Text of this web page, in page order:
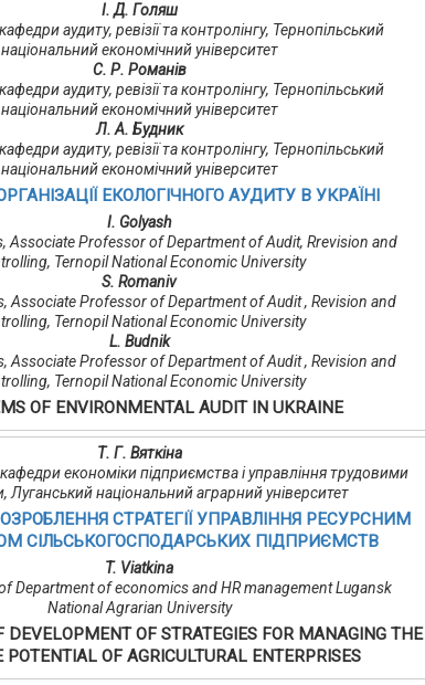
І. Д. Голяш
аудиту, ревізії та контролінгу, Тернопільський
національний економічний університет
С. Р. Романів
аудиту, ревізії та контролінгу, Тернопільський
національний економічний університет
Л. А. Будник
аудиту, ревізії та контролінгу, Тернопільський
національний економічний університет
ЕКОЛОГІЧНОГО АУДИТУ В УКРАЇНІ
I. Golyash
Associate Professor of Department of Audit, Rrevision and
Ternopil National Economic University
S. Romaniv
Associate Professor of Department of Audit , Revision and
Ternopil National Economic University
L. Budnik
Associate Professor of Department of Audit , Revision and
Ternopil National Economic University
OF ENVIRONMENTAL AUDIT IN UKRAINE
Т. Г. Вяткіна
економіки підприємства і управління трудовими
Луганський національний аграрний університет
СТРАТЕГІЇ УПРАВЛІННЯ РЕСУРСНИМ
СІЛЬСЬКОГОСПОДАРСЬКИХ ПІДПРИЄМСТВ
T. Viatkina
Department of economics and HR management Lugansk
National Agrarian University
DEVELOPMENT OF STRATEGIES FOR MANAGING THE
POTENTIAL OF AGRICULTURAL ENTERPRISES